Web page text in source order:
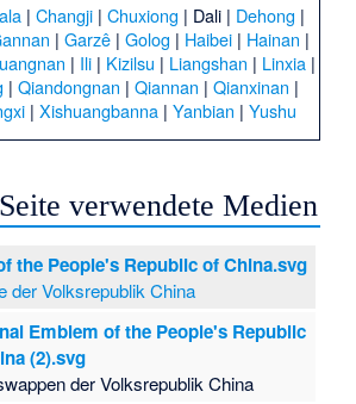
| Changji| Chuxiong | Dali| Dehong |
|Garzê |Golog | Haibei | Hainan |
| Ili | Kizilsu | Liangshan | Linxia |
| Qiandongnan | Qiannan | Qianxinan |
| Xishuangbanna| Yanbian | Yushu
verwendete Medien
the People's Republic of China.svg
der Volksrepublik China
Emblem of the People's Republic
(2).svg
der Volksrepublik China